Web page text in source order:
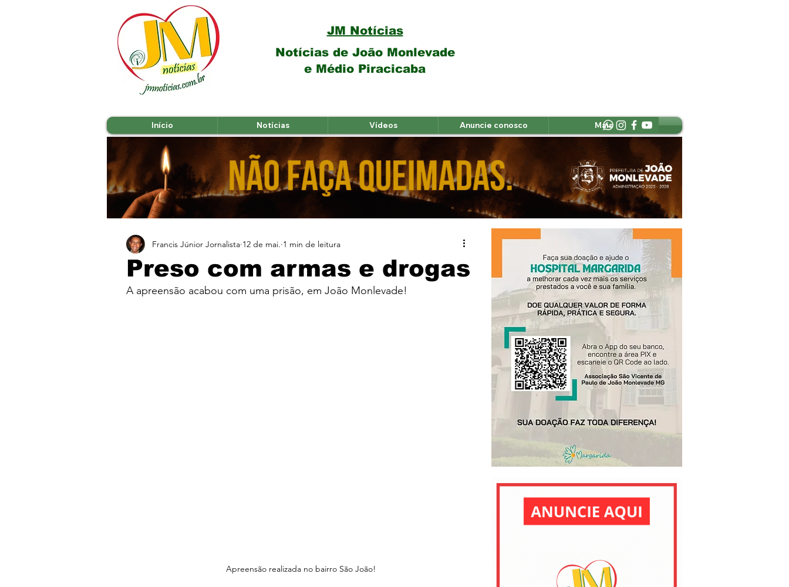
Notícias de João Monlevade
e Médio Piracicaba
JM Notícias
Início Notícias Vídeos Anuncie conosco Mais
Preso com armas e drogas
Francis Júnior Jornalista 12 de mai. 1 min de leitura
A apreensão acabou com uma prisão, em João Monlevade!
Apreensão realizada no bairro São João!